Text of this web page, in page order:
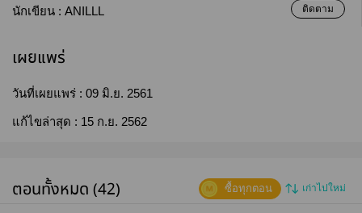
นักเขียน : ANILLL ติดตาม
เผยแพร่
วันที่เผยแพร่ : 09 มิ.ย. 2561
แก้ไขล่าสุด : 15 ก.ย. 2562
ตอนทั้งหมด (42) เก่าไปใหม่
ซื้อทุกตอน